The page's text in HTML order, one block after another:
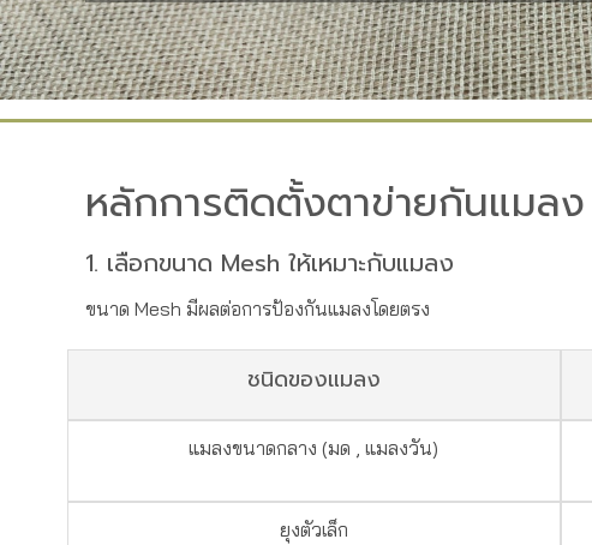
หลักการติดตั้งตาข่ายกันแมลง
1. เลือกขนาด Mesh ให้เหมาะกับแมลง
ขนาด Mesh มีผลต่อการป้องกันแมลงโดยตรง
ชนิดของแมลง
แมลงขนาดกลาง (มด , แมลงวัน)
ยุงตัวเล็ก